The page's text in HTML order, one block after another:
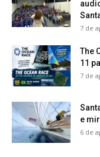
7 de
The
11
7 de
e
6 de